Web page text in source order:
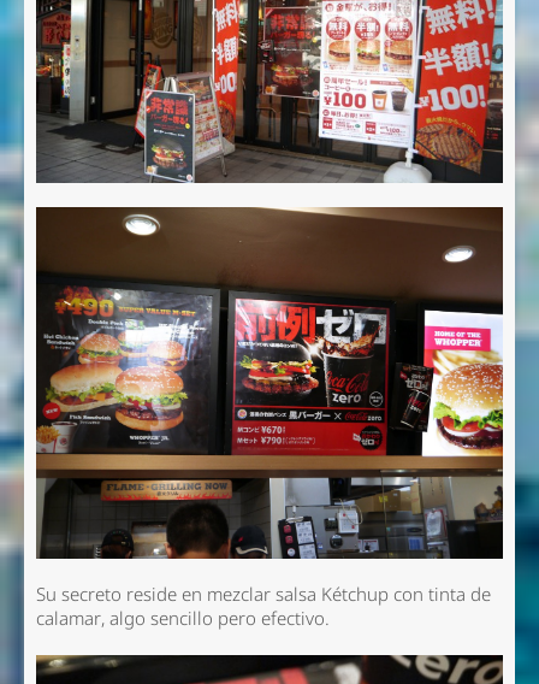
Su secreto reside en mezclar salsa Kétchup con tinta de
calamar, algo sencillo pero efectivo.